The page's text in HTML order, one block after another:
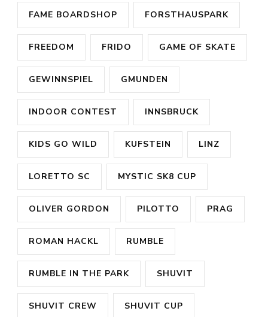
FAME BOARDSHOP FORSTHAUSPARK
FREEDOM FRIDO GAME OF SKATE
GEWINNSPIEL GMUNDEN
INDOOR CONTEST INNSBRUCK
KIDS GO WILD KUFSTEIN LINZ
LORETTO SC MYSTIC SK8 CUP
OLIVER GORDON PILOTTO PRAG
ROMAN HACKL RUMBLE
RUMBLE IN THE PARK SHUVIT
SHUVIT CREW SHUVIT CUP